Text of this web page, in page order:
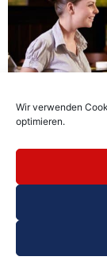
Wir verwenden
optimieren.